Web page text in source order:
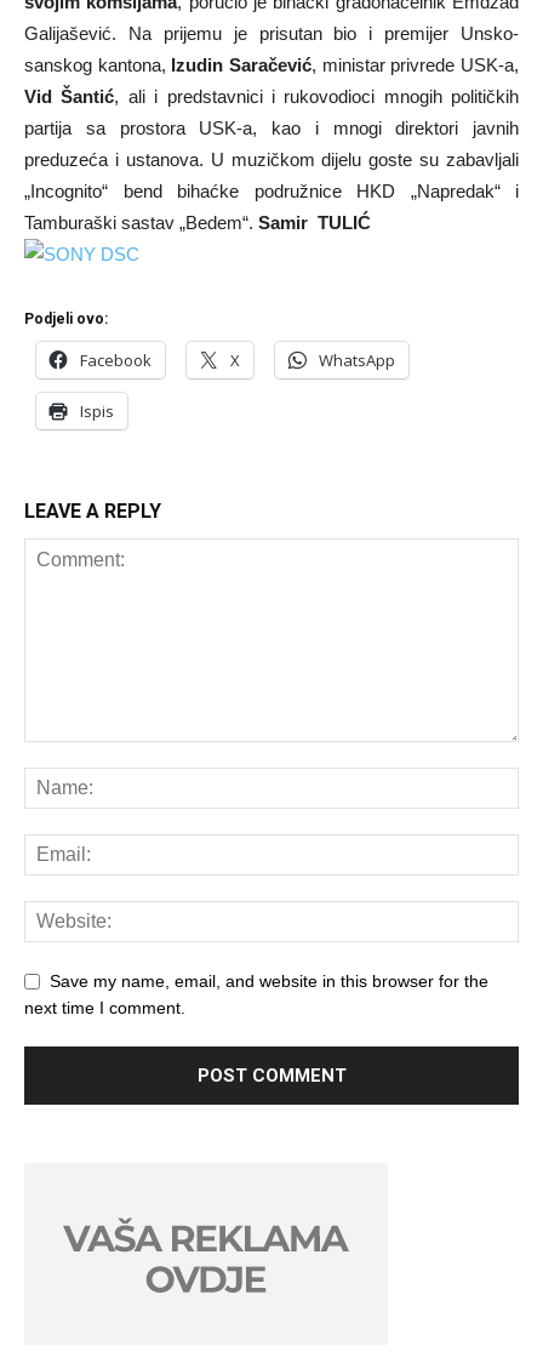
Galijašević. Na prijemu je prisutan bio i premijer Unsko-
sanskog kantona, Izudin Saračević, ministar privrede USK-a,
Vid Šantić, ali i predstavnici i rukovodioci mnogih političkih
partija sa prostora USK-a, kao i mnogi direktori javnih
preduzeća i ustanova. U muzičkom dijelu goste su zabavljali
„Incognito“ bend bihaćke podružnice HKD „Napredak“ i
Tamburaški sastav „Bedem“. Samir TULIĆ
Podjeli ovo:
Facebook X WhatsApp
Ispis
LEAVE A REPLY
Save my name, email, and website in this browser for the
next time I comment.